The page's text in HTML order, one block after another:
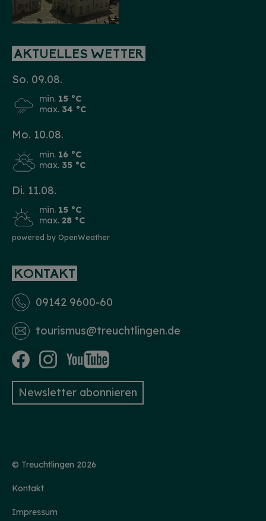
AKTUELLES WETTER
So. 09.08.
min. 15 °C
max. 34 °C
Mo. 10.08.
min. 16 °C
max. 35 °C
Di. 11.08.
min. 15 °C
max. 28 °C
powered by OpenWeather
KONTAKT
09142 9600-60
tourismus­@treuchtlingen.de
Newsletter abonnieren
© Treuchtlingen 2026
Kontakt
Impressum
HINWEIS
Christkind & Engel gesucht!
Wir suchen dich als Christkind oder Engel. Hast
Schlossweihnacht zu sein, den Gästen ein
Lächeln ins Gesicht zu zaubern und Freude und
Herzlichkeit auszustrahlen? Dann melde dich